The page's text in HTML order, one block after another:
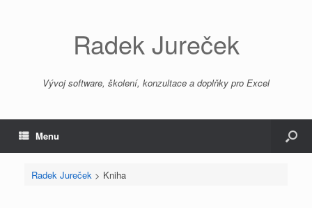
Radek Jureček
Vývoj software, školení, konzultace a doplňky pro Excel
Menu
Radek Jureček > Kniha